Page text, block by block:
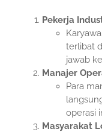
Pekerja
terlibat
jawab
Manajer
Para
operasi
Masyarakat